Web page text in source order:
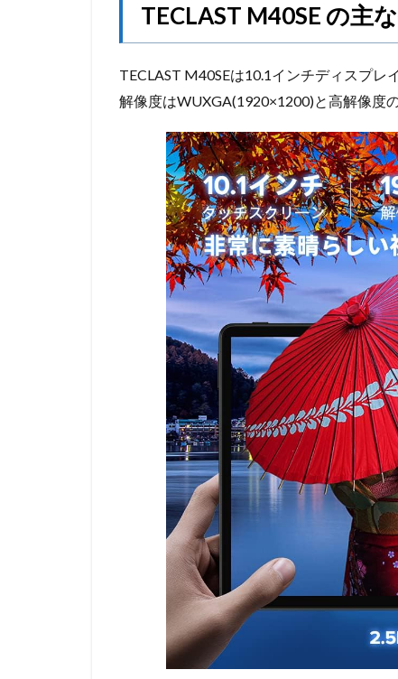
TECLAST M40SE の主
TECLAST M40SEは10.1インチディスプレ
解像度はWUXGA(1920×1200)と高解像度の